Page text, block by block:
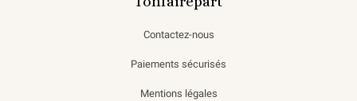
Contactez-nous
Paiements sécurisés
Mentions légales